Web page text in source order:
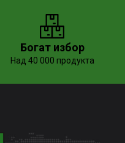
Богат избор
Над 40 000 продукта